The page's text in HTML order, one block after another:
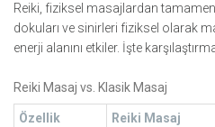
Reiki, fiziksel masajlardan tamamen
dokuları ve sinirleri fiziksel olarak
enerji alanını etkiler. İşte
Reiki Masaj vs. Klasik Masaj
Özellik Reiki Masaj